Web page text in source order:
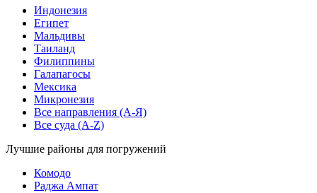
Индонезия
Египет
Мальдивы
Таиланд
Филиппины
Галапагосы
Мексика
Микронезия
Все направления (A-Я)
Все суда (A-Z)
Лучшие районы для погружений
Комодо
Раджа Ампат